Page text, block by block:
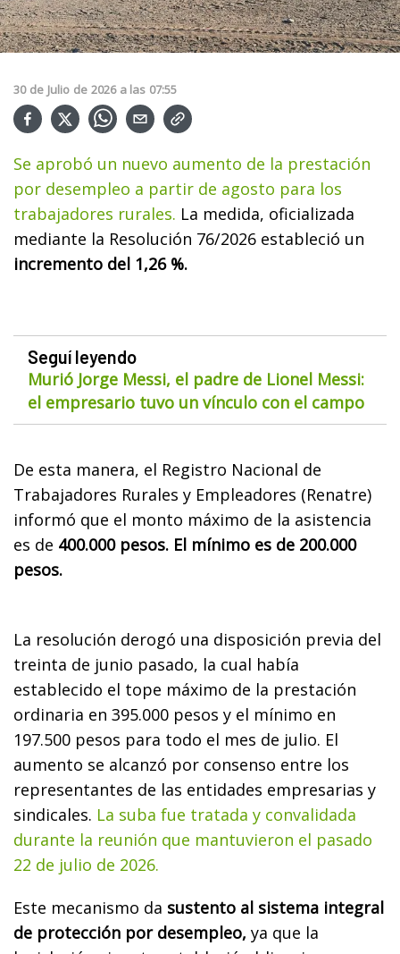
30 de Julio de 2026 a las 07:55
Se aprobó un nuevo aumento de la prestación
por desempleo a partir de agosto para los
trabajadores rurales. La medida, oficializada
mediante la Resolución 76/2026 estableció un
incremento del 1,26 %.
Seguí leyendo
Murió Jorge Messi, el padre de Lionel Messi:
el empresario tuvo un vínculo con el campo
De esta manera, el Registro Nacional de
Trabajadores Rurales y Empleadores (Renatre)
informó que el monto máximo de la asistencia
es de 400.000 pesos. El mínimo es de 200.000
pesos.
La resolución derogó una disposición previa del
treinta de junio pasado, la cual había
establecido el tope máximo de la prestación
ordinaria en 395.000 pesos y el mínimo en
197.500 pesos para todo el mes de julio. El
aumento se alcanzó por consenso entre los
representantes de las entidades empresarias y
sindicales. La suba fue tratada y convalidada
durante la reunión que mantuvieron el pasado
22 de julio de 2026.
Este mecanismo da sustento al sistema integral
de protección por desempleo, ya que la